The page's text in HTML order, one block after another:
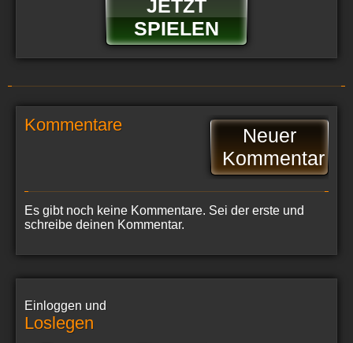
JETZT
SPIELEN
Kommentare
Neuer
Kommentar
Es gibt noch keine Kommentare. Sei der erste und
schreibe deinen Kommentar.
Einloggen und
Loslegen